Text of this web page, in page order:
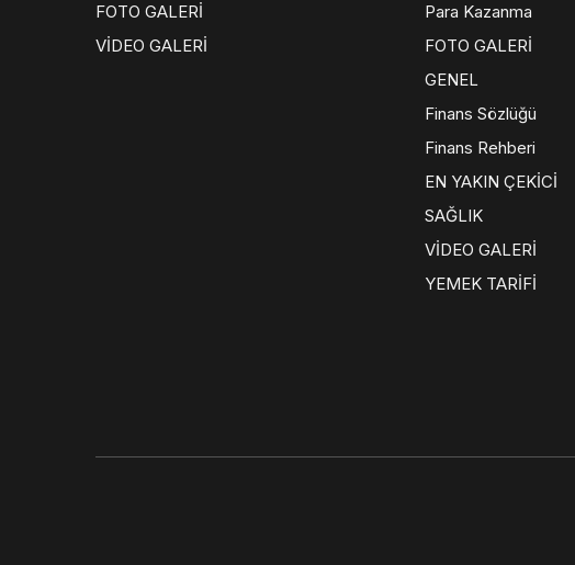
FOTO GALERİ
VİDEO GALERİ
Para Kazanma
FOTO GALERİ
GENEL
Finans Sözlüğü
Finans Rehberi
EN YAKIN ÇEKİCİ
SAĞLIK
VİDEO GALERİ
YEMEK TARİFİ